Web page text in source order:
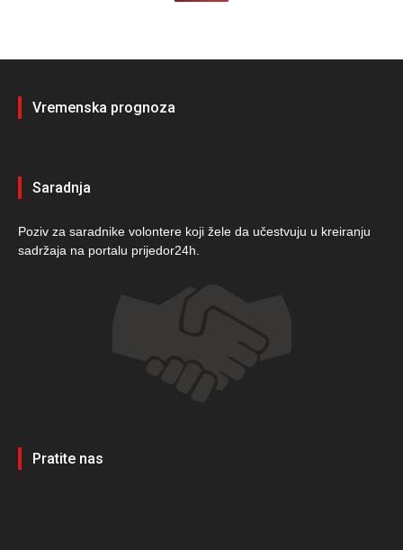
Vremenska prognoza
Saradnja
Poziv za saradnike volontere koji žele da učestvuju u kreiranju
sadržaja na portalu prijedor24h.
Pratite nas